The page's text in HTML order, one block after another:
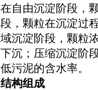
在自由沉淀阶段，
段，颗粒在沉淀过
域沉淀阶段，颗粒
下沉；压缩沉淀阶
低污泥的含水率。
结构组成